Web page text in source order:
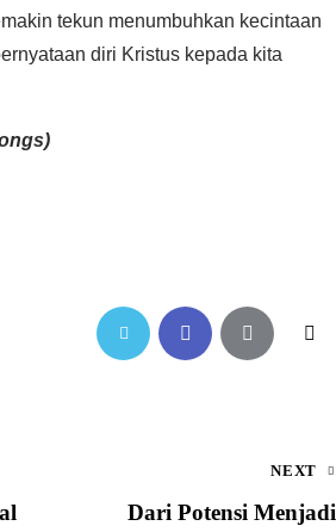
tekun menumbuhkan kecintaan
diri Kristus kepada kita
NEXT
Dari Potensi Menjadi